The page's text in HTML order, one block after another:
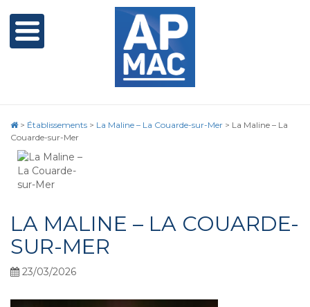
> Établissements > La Maline – La Couarde-sur-Mer > La Maline – La
Couarde-sur-Mer
LA MALINE – LA COUARDE-
SUR-MER
23/03/2026